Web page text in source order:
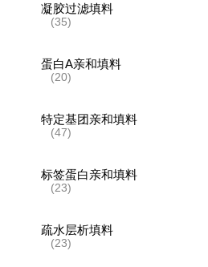
凝胶过滤填料
(35)
蛋白A亲和填料
(20)
特定基团亲和填料
(47)
标签蛋白亲和填料
(23)
疏水层析填料
(23)